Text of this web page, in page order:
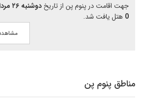
جهت اقامت در پنوم پن از تاریخ دوشنبه ۲۶ مرداد ۱۴۰۵
0 هتل یافت شد.
مناطق پنوم پن